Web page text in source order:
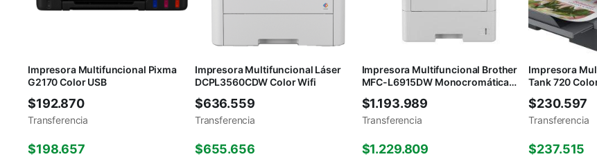
Impresora Multifuncional Pixma
G2170 Color USB
$192.870
Transferencia
$198.657
Impresora Multifuncional Láser
DCPL3560CDW Color Wifi
$636.559
Transferencia
$655.656
Impresora Multifuncional Brother
MFC-L6915DW Monocromática
$1.193.989
Transferencia
$1.229.809
Impresora
Tank 720
$230.597
Transferencia
$237.515